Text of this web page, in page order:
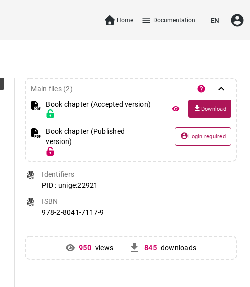
Home menu Documentation EN account_circle
Main files (2) help keyboard_arrow_down
Book chapter (Accepted version)
remove_red_eye file_download Download
Book chapter (Published
version)
account_circleLogin required
fingerprint
Identifiers
PID : unige:22921
fingerprint
ISBN
978-2-8041-7117-9
950 views get_app 845 downloads